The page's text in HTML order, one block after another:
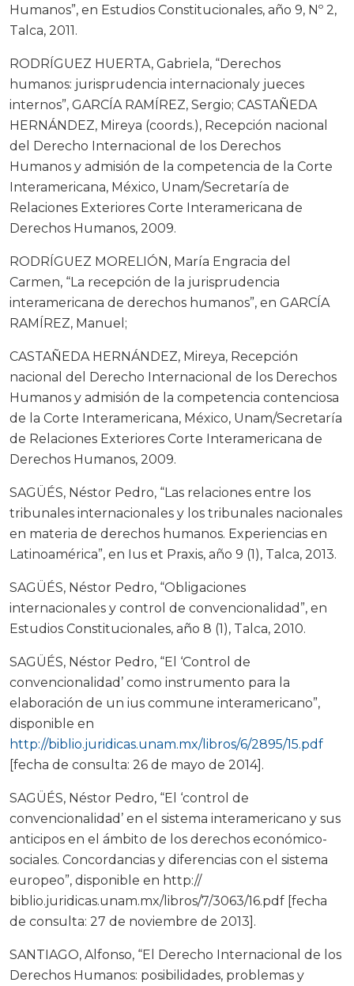
Humanos”, en Estudios Constitucionales, año 9, Nº 2,
Talca, 2011.
RODRÍGUEZ HUERTA, Gabriela, “Derechos
humanos: jurisprudencia internacionaly jueces
internos”, GARCÍA RAMÍREZ, Sergio; CASTAÑEDA
HERNÁNDEZ, Mireya (coords.), Recepción nacional
del Derecho Internacional de los Derechos
Humanos y admisión de la competencia de la Corte
Interamericana, México, Unam/Secretaría de
Relaciones Exteriores Corte Interamericana de
Derechos Humanos, 2009.
RODRÍGUEZ MORELIÓN, María Engracia del
Carmen, “La recepción de la jurisprudencia
interamericana de derechos humanos”, en GARCÍA
RAMÍREZ, Manuel;
CASTAÑEDA HERNÁNDEZ, Mireya, Recepción
nacional del Derecho Internacional de los Derechos
Humanos y admisión de la competencia contenciosa
de la Corte Interamericana, México, Unam/Secretaría
de Relaciones Exteriores Corte Interamericana de
Derechos Humanos, 2009.
SAGÜÉS, Néstor Pedro, “Las relaciones entre los
tribunales internacionales y los tribunales nacionales
en materia de derechos humanos. Experiencias en
Latinoamérica”, en Ius et Praxis, año 9 (1), Talca, 2013.
SAGÜÉS, Néstor Pedro, “Obligaciones
internacionales y control de convencionalidad”, en
Estudios Constitucionales, año 8 (1), Talca, 2010.
SAGÜÉS, Néstor Pedro, “El ‘Control de
convencionalidad’ como instrumento para la
elaboración de un ius commune interamericano”,
disponible en
http://biblio.juridicas.unam.mx/libros/6/2895/15.pdf
[fecha de consulta: 26 de mayo de 2014].
SAGÜÉS, Néstor Pedro, “El ‘control de
convencionalidad’ en el sistema interamericano y sus
anticipos en el ámbito de los derechos económico-
sociales. Concordancias y diferencias con el sistema
europeo”, disponible en http://
biblio.juridicas.unam.mx/libros/7/3063/16.pdf [fecha
de consulta: 27 de noviembre de 2013].
SANTIAGO, Alfonso, “El Derecho Internacional de los
Derechos Humanos: posibilidades, problemas y